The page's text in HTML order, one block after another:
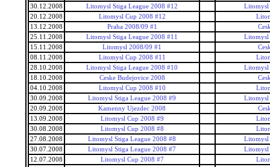
30.12.2008
Litomysl Stiga League 2008 #12
Litomysl
20.12.2008
Litomysl Cup 2008 #12
13.12.2008
Praha 2008/09 #1
25.11.2008
Litomysl Stiga League 2008 #11
Litomysl
15.11.2008
Litomysl 2008/09 #1
08.11.2008
Litomysl Cup 2008 #11
28.10.2008
Litomysl Stiga League 2008 #10
Litomysl
18.10.2008
Ceske Budejovice 2008
04.10.2008
Litomysl Cup 2008 #10
30.09.2008
Litomysl Stiga League 2008 #9
Litomysl
20.09.2008
Kamenny Ujezdec 2008
13.09.2008
Litomysl Cup 2008 #9
30.08.2008
Litomysl Cup 2008 #8
27.08.2008
Litomysl Stiga League 2008 #8
Litomysl
30.07.2008
Litomysl Stiga League 2008 #7
Litomysl
12.07.2008
Litomysl Cup 2008 #7